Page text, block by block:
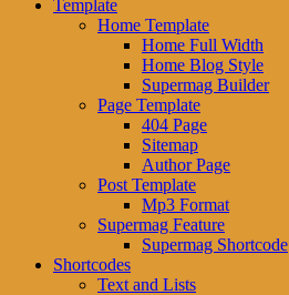
Template
Home Template
Home Full Width
Home Blog Style
Supermag Builder
Page Template
404 Page
Sitemap
Author Page
Post Template
Mp3 Format
Supermag Feature
Supermag Shortcode
Shortcodes
Text and Lists